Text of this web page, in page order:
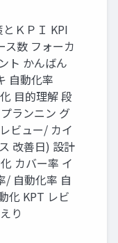
ＫＰＩ KPI
ス数 フォーカ
ト かんばん
自動化率
目的理解 段
ランニン グ
ビュー/ カイ
改善日) 設計
カバー率 イ
/ 自動化率 自
化 KPT レビ
り